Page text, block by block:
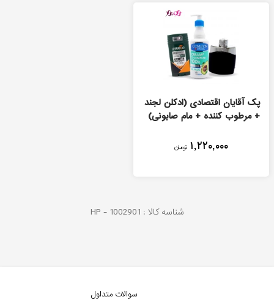
پک آقایان اقتصادی (ادکلن لجند
+ مرطوب کننده + مام صابونی)
۱,۲۲۰,۰۰۰ تومان
شناسه کالا : HP - 1002901
سوالات متداول